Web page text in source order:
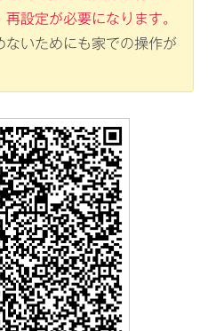
設定が必要になります。
ないためにも家での操作が